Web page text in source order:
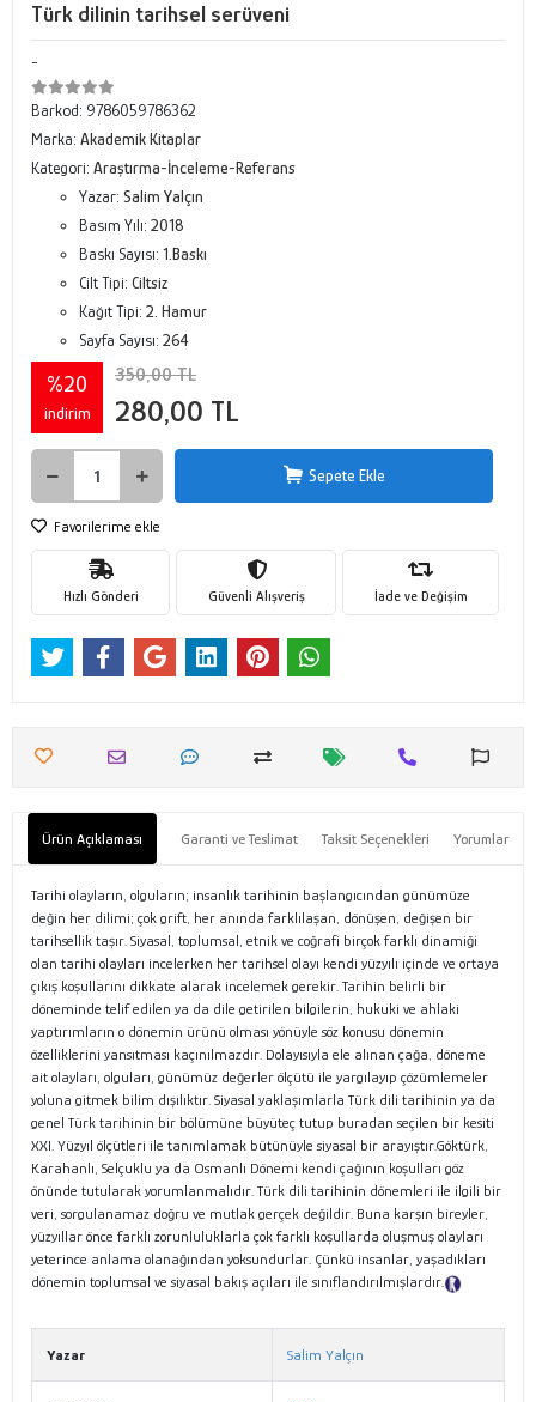
Türk dilinin tarihsel serüveni
-
Barkod: 9786059786362
Marka: Akademik Kitaplar
Kategori: Araştırma-İnceleme-Referans
Yazar: Salim Yalçın
Basım Yılı: 2018
Baskı Sayısı: 1.Baskı
Cilt Tipi: Ciltsiz
Kağıt Tipi: 2. Hamur
Sayfa Sayısı: 264
%20
indirim
350,00 TL
280,00 TL
Sepete Ekle
Favorilerime ekle
Hızlı Gönderi Güvenli Alışveriş İade ve Değişim
Ürün Açıklaması Garanti ve Teslimat Taksit Seçenekleri Yorumlar
Tarihi olayların, olguların; insanlık tarihinin başlangıcından günümüze
değin her dilimi; çok grift, her anında farklılaşan, dönüşen, değişen bir
tarihsellik taşır. Siyasal, toplumsal, etnik ve coğrafi birçok farklı dinamiği
olan tarihi olayları incelerken her tarihsel olayı kendi yüzyılı içinde ve ortaya
çıkış koşullarını dikkate alarak incelemek gerekir. Tarihin belirli bir
döneminde telif edilen ya da dile getirilen bilgilerin, hukuki ve ahlaki
yaptırımların o dönemin ürünü olması yönüyle söz konusu dönemin
özelliklerini yansıtması kaçınılmazdır. Dolayısıyla ele alınan çağa, döneme
ait olayları, olguları, günümüz değerler ölçütü ile yargılayıp çözümlemeler
yoluna gitmek bilim dışılıktır. Siyasal yaklaşımlarla Türk dili tarihinin ya da
genel Türk tarihinin bir bölümüne büyüteç tutup buradan seçilen bir kesiti
XXI. Yüzyıl ölçütleri ile tanımlamak bütünüyle siyasal bir arayıştır.Göktürk,
Karahanlı, Selçuklu ya da Osmanlı Dönemi kendi çağının koşulları göz
önünde tutularak yorumlanmalıdır. Türk dili tarihinin dönemleri ile ilgili bir
veri, sorgulanamaz doğru ve mutlak gerçek değildir. Buna karşın bireyler,
yüzyıllar önce farklı zorunluluklarla çok farklı koşullarda oluşmuş olayları
yeterince anlama olanağından yoksundurlar. Çünkü insanlar, yaşadıkları
dönemin toplumsal ve siyasal bakış açıları ile sınıflandırılmışlardır.
Yazar Salim Yalçın